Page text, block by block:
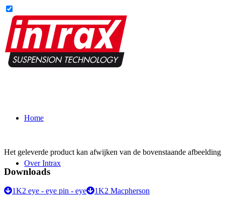
Home
Over Intrax
Het geleverde product kan afwijken van de bovenstaande afbeelding
Downloads
1K2 eye - eye pin - eye 1K2 Macpherson